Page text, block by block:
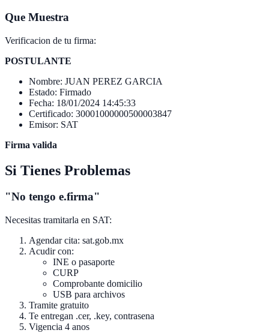
Que Muestra
Verificacion de tu firma:
POSTULANTE
Nombre: JUAN PEREZ GARCIA
Estado: Firmado
Fecha: 18/01/2024 14:45:33
Certificado: 30001000000500003847
Emisor: SAT
Firma valida
Si Tienes Problemas
"No tengo e.firma"
Necesitas tramitarla en SAT:
Agendar cita: sat.gob.mx
Acudir con:
INE o pasaporte
CURP
Comprobante domicilio
USB para archivos
Tramite gratuito
Te entregan .cer, .key, contrasena
Vigencia 4 anos